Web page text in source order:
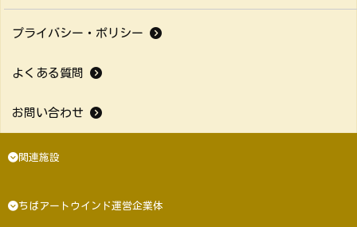
プライバシー・ポリシー
よくある質問
お問い合わせ
関連施設
ちばアートウインド運営企業体